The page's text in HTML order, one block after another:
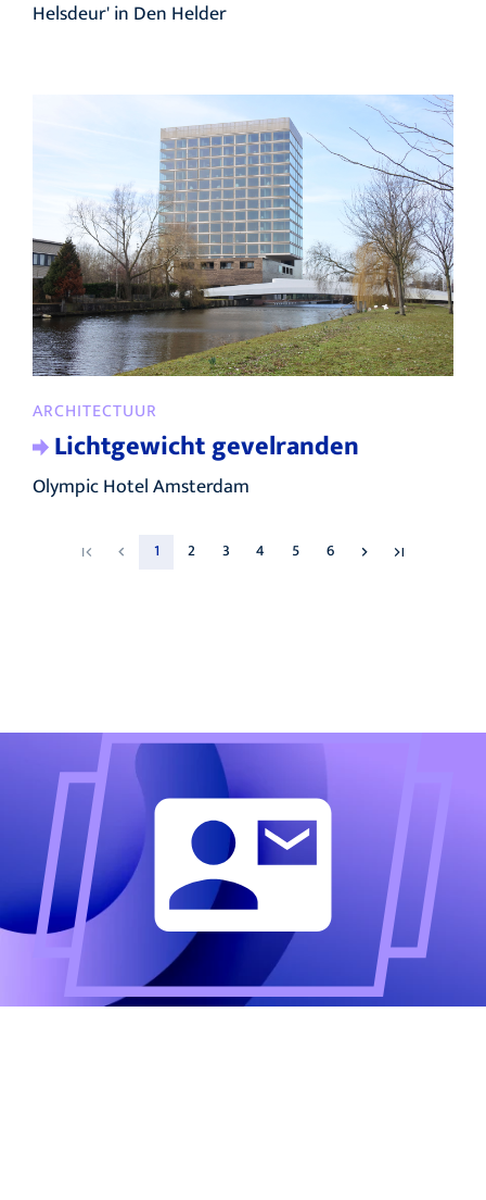
Helsdeur' in Den Helder
ARCHITECTUUR
Lichtgewicht gevelranden
Olympic Hotel Amsterdam
1 2 3 4 5 6